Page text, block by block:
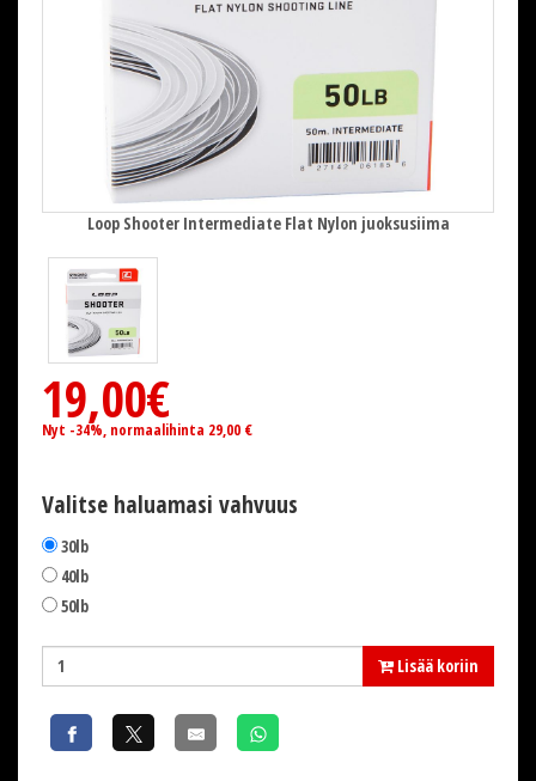
Loop Shooter Intermediate Flat Nylon juoksusiima
19,00€
Nyt -34%, normaalihinta 29,00 €
Valitse haluamasi vahvuus
30lb
40lb
50lb
Lisää koriin